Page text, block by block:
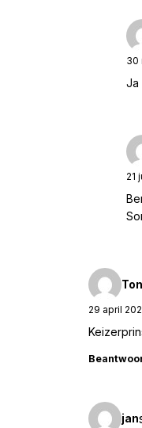
30
Ja
21
Ton
29 april
jan